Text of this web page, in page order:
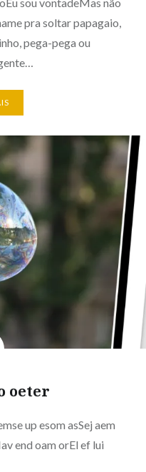
pra soltar papagaio,
pega-pega ou
oeter
up esom asSej aem
end oam orEl ef lui